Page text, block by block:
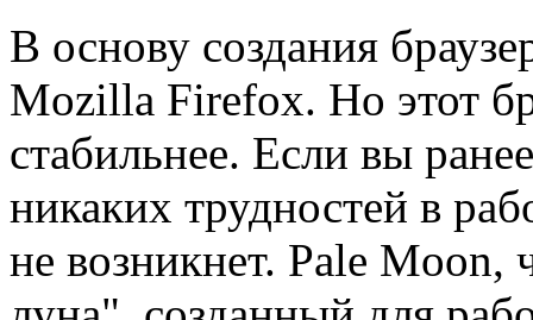
В основу создания
Mozilla Firefox. Но этот
стабильнее. Если вы
никаких трудностей в
не возникнет. Pale Moon,